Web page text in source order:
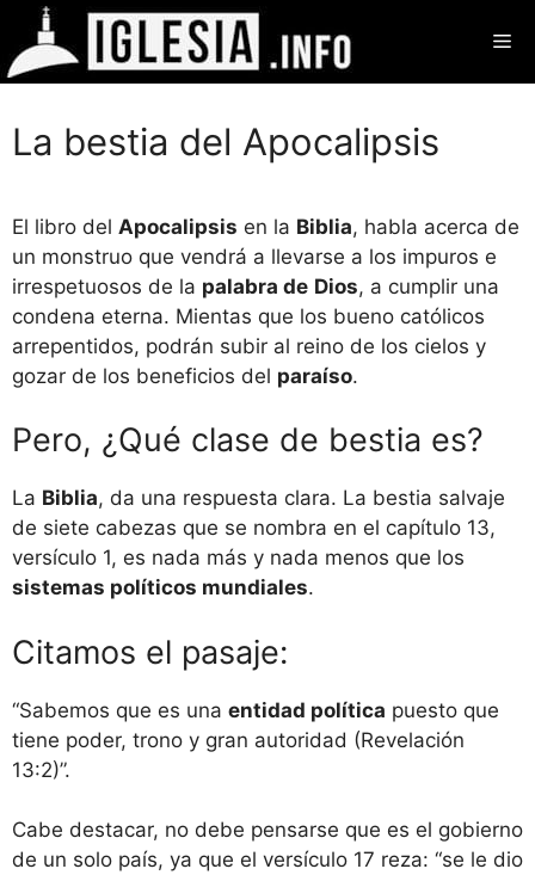
Saltar
contenido
La bestia del Apocalipsis
El libro del Apocalipsis en la Biblia, habla acerca de
un monstruo que vendrá a llevarse a los impuros e
irrespetuosos de la palabra de Dios, a cumplir una
condena eterna. Mientas que los bueno católicos
arrepentidos, podrán subir al reino de los cielos y
gozar de los beneficios del paraíso.
Pero, ¿Qué clase de bestia es?
La Biblia, da una respuesta clara. La bestia salvaje
de siete cabezas que se nombra en el capítulo 13,
versículo 1, es nada más y nada menos que los
sistemas políticos mundiales.
Citamos el pasaje:
“Sabemos que es una entidad política puesto que
tiene poder, trono y gran autoridad (Revelación
13:2)”.
Cabe destacar, no debe pensarse que es el gobierno
de un solo país, ya que el versículo 17 reza: “se le dio